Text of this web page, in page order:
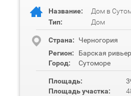
Название:
Дом в
Тип:
Дом
Cтрана:
Черногория
Регион:
Барская
Город:
Сутоморе
Площадь:
Площадь участка: